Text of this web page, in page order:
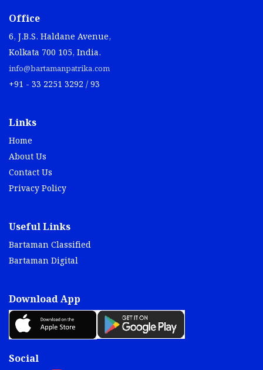
Office
6, J.B.S. Haldane Avenue,
Kolkata 700 105, India.
info@bartamanpatrika.com
+91 - 33 2251 3292 / 93
Links
Home
About Us
Contact Us
Privacy Policy
Useful Links
Bartaman Classified
Bartaman Digital
Download App
Social